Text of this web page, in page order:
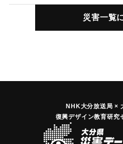
を大破した。
災害一覧
NHK大分放送局 ×
復興デザイン教育研究